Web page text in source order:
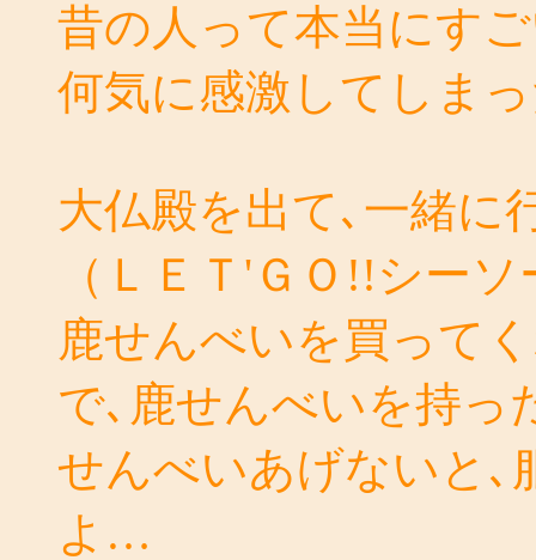
昔の人って本当にす
何気に感激してしま
大仏殿を出て､一緒に
（ＬＥＴ'ＧＯ!!シー
鹿せんべいを買って
で､鹿せんべいを持
せんべいあげないと､
よ…